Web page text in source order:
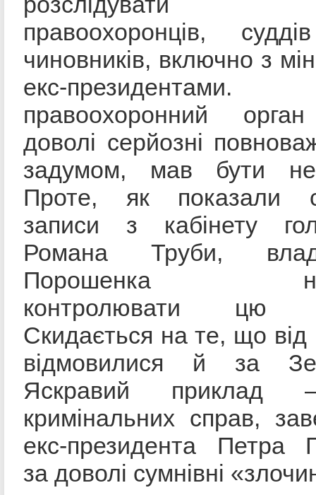
правоохоронців,
чиновників, включно з
екс-
правоохоронний
доволі серйозні
задумом, мав бути
Проте, як показали
записи з кабінету
Романа Труби,
Порошенка
контролювати цю
Скидається на те, що від
відмовилися й за
Яскравий приклад
кримінальних справ,
екс-президента Петра
за доволі сумнівні